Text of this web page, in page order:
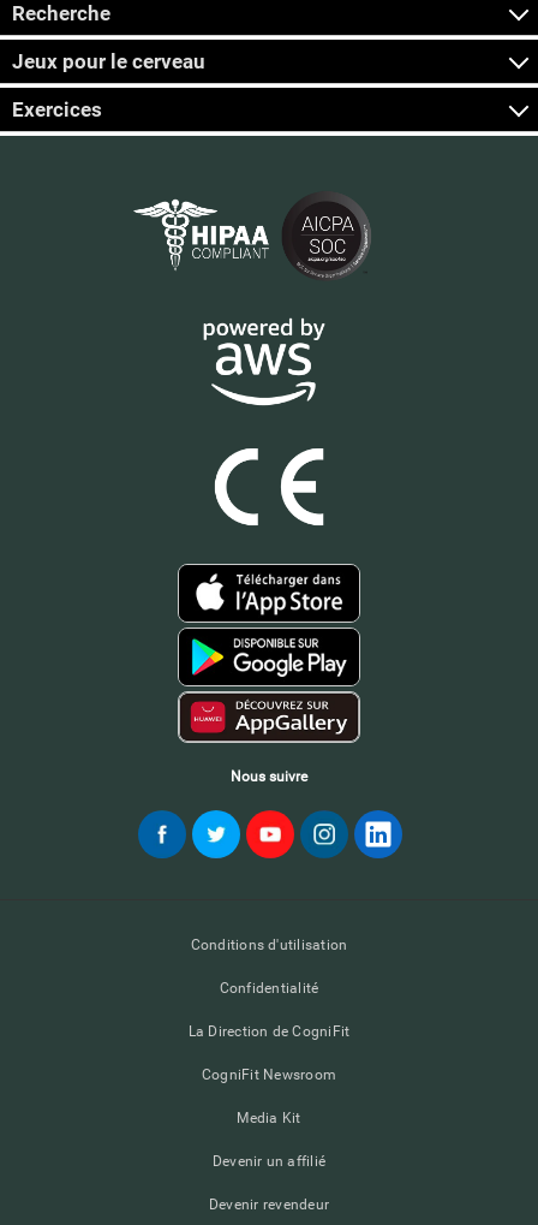
Recherche
Jeux pour le cerveau
Exercices
Nous suivre
Conditions d'utilisation
Confidentialité
La Direction de CogniFit
CogniFit Newsroom
Media Kit
Devenir un affilié
Devenir revendeur